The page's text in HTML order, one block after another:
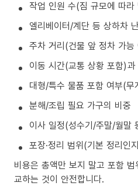
작업 인원 수(짐 규모에 따라
엘리베이터/계단 등 상하차
주차 거리(건물 앞 정차 가
이동 시간(교통 상황 포함)과
대형/특수 물품 포함 여부(무
분해/조립 필요 가구의 비중
이사 일정(성수기/주말/월말
포장·정리 범위(기본 정리인
비용은 총액만 보지 말고 포함
교하는 것이 안전합니다.